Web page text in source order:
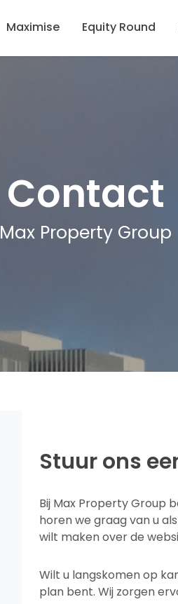
Maximise Equity Round
Contact
Max Property Group
Stuur ons
Bij Max Property Group
horen we graag van u
wilt maken over de
Wilt u langskomen op
plan bent. Wij zorgen